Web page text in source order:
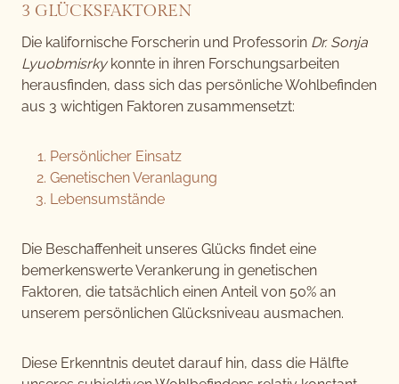
3 GLÜCKSFAKTOREN
Die kalifornische Forscherin und Professorin Dr. Sonja
Lyuobmisrkykonnte in ihren Forschungsarbeiten
herausfinden, dass sich das persönliche Wohlbefinden
aus 3 wichtigen Faktoren zusammensetzt:
Persönlicher Einsatz
Genetischen Veranlagung
Lebensumstände
Die Beschaffenheit unseres Glücks findet eine
bemerkenswerte Verankerung in genetischen
Faktoren, die tatsächlich einen Anteil von 50% an
unserem persönlichen Glücksniveau ausmachen.
Diese Erkenntnis deutet darauf hin, dass die Hälfte